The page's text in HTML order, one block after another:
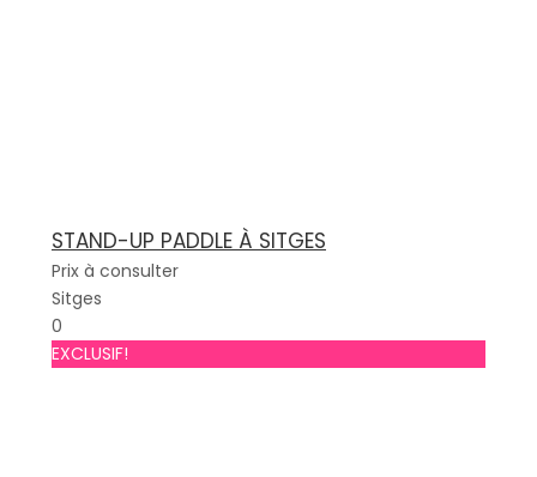
STAND-UP PADDLE À SITGES
Prix à consulter
Sitges
0
EXCLUSIF!